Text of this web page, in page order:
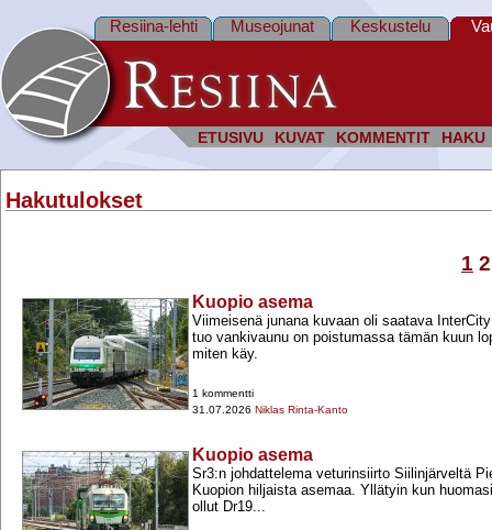
ETUSIVU KUVAT KOMMENTIT HAKU
Resiina-lehti Museojunat Keskustelu
Hakutulokset
1 2
Kuopio asema
Viimeisenä junana kuvaan oli saatava
tuo vankivaunu on poistumassa tämän kuun
miten käy.
1 kommentti
31.07.2026 Niklas Rinta-Kanto
Kuopio asema
Sr3:n johdattelema veturinsiirto Siilinjärveltä
Kuopion hiljaista asemaa. Yllätyin kun
ollut Dr19...